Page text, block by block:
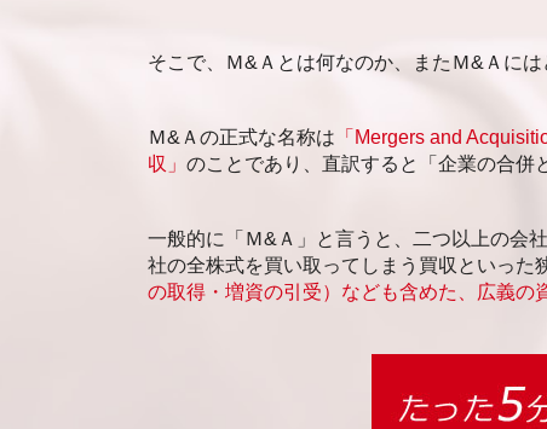
新潟市 事業承継 分析
そこで、Ｍ&Ａとは何なのか、またＭ&Ａに
Ｍ&Ａの正式な名称は 「Mergers and
収」 のことであり、直訳すると「企業の合併
一般的に「Ｍ&Ａ」と言うと、二つ以上の会
社の全株式を買い取ってしまう買収といった
の取得・増資の引受）なども含めた、広義の